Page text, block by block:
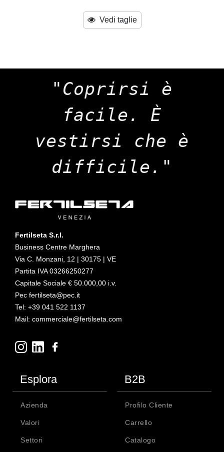
Vedi taglie
"Coprirsi è
facile. È
vestirsi che è
difficile."
Fertilseta S.r.l.
Business Centre Marghera
Via C. Monzani, 12 | 30175 | VE
Partita IVA 03266250277
Capitale Sociale € 50.000,00 i.v.
Pec fertilseta@pec.it
Tel: +39 041 522 1137
Mail: commerciale@fertilseta.com
Esplora
Azienda
Valori
Settori
B2B
Profilo Cliente
Carrello
Catalogo